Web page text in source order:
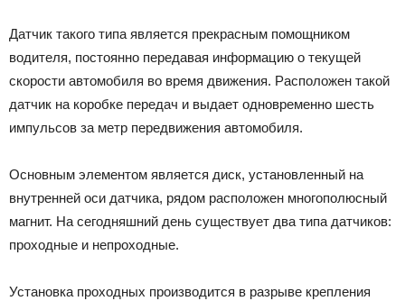
Датчик такого типа является прекрасным помощником
водителя, постоянно передавая информацию о текущей
скорости автомобиля во время движения. Расположен такой
датчик на коробке передач и выдает одновременно шесть
импульсов за метр передвижения автомобиля.
Основным элементом является диск, установленный на
внутренней оси датчика, рядом расположен многополюсный
магнит. На сегодняшний день существует два типа датчиков:
проходные и непроходные.
Установка проходных производится в разрыве крепления